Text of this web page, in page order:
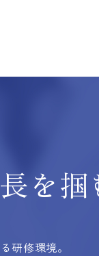
を掴
研修環境。